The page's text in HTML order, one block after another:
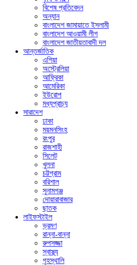
বিশেষ প্রতিবেদন
অন্যান
বাংলাদেশ জামায়াতে ইসলামী
বাংলাদেশ আওয়ামী লীগ
বাংলাদেশ জাতীয়তাবাদী দল
আন্তর্জাতিক
এশিয়া
অস্ট্রেলিয়া
আফ্রিকা
আমেরিকা
ইউরোপ
মধ্যপ্রাচ্য
সারাদেশ
ঢাকা
ময়মনসিংহ
রংপুর
রাজশাহী
সিলেট
খুলনা
চট্টগ্রাম
বরিশাল
সুনামগঞ্জ
দোয়ারাবাজার
ছাতক
লাইফস্টাইল
ভ্রমণ
রান্না-বান্না
রুপসজ্জা
স্বাস্থ্য
গৃহস্থালি